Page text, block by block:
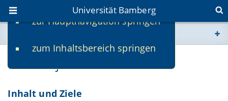
zur Hauptnavigation springen
zum Inhaltsbereich springen
Universität Bamberg
www.uni-bamberg.de
DFG-Projekt PainFaceReader
Inhalt und Ziele